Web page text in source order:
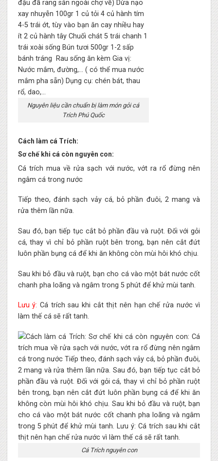
Nguyên liệu cần chuẩn bị làm món gỏi cá
Trích Phú Quốc
Cách làm cá Trích:
Sơ chế khi cá còn nguyên con:
Cá trích mua về rửa sạch với nước, vớt ra rổ đừng nên
ngâm cá trong nước
Tiếp theo, đánh sạch vảy cá, bỏ phần đuôi, 2 mang và
rửa thêm lần nữa.
Sau đó, bạn tiếp tục cắt bỏ phần đầu và ruột. Đối với gỏi
cá, thay vì chỉ bỏ phần ruột bên trong, bạn nên cắt đứt
luôn phần bụng cá để khi ăn không còn mùi hôi khó chịu.
Sau khi bỏ đầu và ruột, bạn cho cá vào một bát nước cốt
chanh pha loãng và ngâm trong 5 phút để khử mùi tanh.
Lưu ý: Cá trích sau khi cắt thịt nên hạn chế rửa nước vì
làm thế cá sẽ rất tanh.
Cá Trích nguyên con